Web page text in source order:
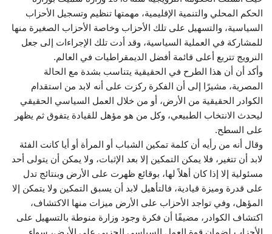
الحكم المحلي والتنمية الإقليمية، مهمتها تنظيم وتسجيل الأحزاب
السياسية، والتسهيل على تلك الأحزاب وخاصة الأحزاب الصغيرة منها
للمشاركة في العملية السياسية، وقد أدت تلك الإجراءات إلى جعل
النرويج تتربع أعلى قائمة أفضل الديمقراطيات في العالم.
وأكد أن أن هذا الطرح في الحقيقية يتناسب بشدة مع الحالة
المصرية، مشيرًا إلى أن الفكرة ركزت على أنه لابد من استقدام
الكوادر الحقيقية من الأرض، أو من خلال العمل السياسي الحقيقي
ليحدث الانتخاب الطبيعي، وكل من هو مؤهل للقيادة يتفوق ثم يظهر
على السطح.
وقال أنه من رأيه أن كلمة تمكين الشباب أو المرأة أو أيا كانت الفئة
لابد أن تتغير، فلا يمكن التمكين إلا بعد الإثبات، ولا يمكن أن يتولى أحد
مسئولية إلا إذا كان أهلاً لها، بوقائع ظهرت على الأرض وبنتائج تدل
على قدرة وميزة قيادية، فالتأهيل لابد أن يسبق التمكين ولا يتمكن إلا
المؤهل، وفي تواجد الأحزاب على الأرض ميزات منها الاكتشاف،
اكتشاف الكوادر، مضيفًا أن فكرة وجود وزارة منوطة بالتسهيل على